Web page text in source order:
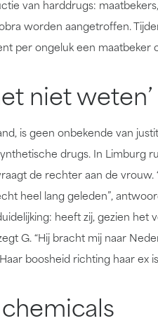
van harddrugs:
worden aangetroffen.
per ongeluk een maatbeker
niet weten’
is geen onbekende van
drugs. In Limburg
de rechter aan de vrouw.
heel lang geleden”,
heeft zij, gezien het
G. “Hij bracht mij naar
boosheid richting haar ex